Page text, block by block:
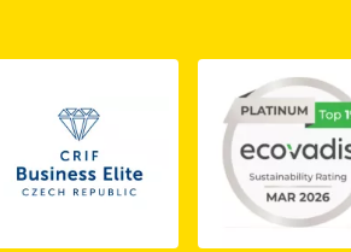
karcie
3, otwiera się w nowej karcie
Link do dokumentu PDF z